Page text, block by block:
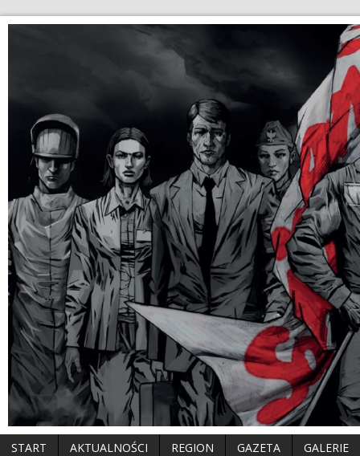
START AKTUALNOŚCI REGION GAZETA GALERIE